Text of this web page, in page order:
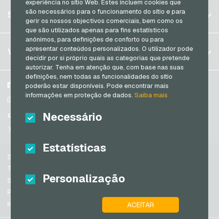
experiência no sítio Web. Estes incluem cookies que
são necessários para o funcionamento do sítio e para
gerir os nossos objectivos comerciais, bem como os
que são utilizados apenas para fins estatísticos
anónimos, para definições de conforto ou para
apresentar conteúdos personalizados. O utilizador pode
decidir por si próprio quais as categorias que pretende
autorizar. Tenha em atenção que, com base nas suas
definições, nem todas as funcionalidades do sítio
poderão estar disponíveis. Pode encontrar mais
informações em proteção de dados.Saiba mais
Necessário
Estatísticas
Personalização
ACEITAR
Alemanha (DE)
Alemanha (EN)
França
Itália
Países Baixos
Áustria
Portugal
Switzerland (DE)
Switzerland (IT)
Estados Unidos da América (EN)
Registrar
Meu carrinho
SERVIÇO
FAQ
Formas de pagamento
Termos e condicoes&Direito de arrependimento
Política de privacidade
VGO-SHOP
Sobre nós
Parceiros
Facebook
Instagram
TikTok
Suporte
Termos e condicoes
Segurança e verificação
Política de privacidade
Informacoes legais